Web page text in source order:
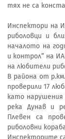
тях не са
Инспектори на
риболовци и
началото на
и контрол” на
на любители
В района от
проверили 17
като нарушения
река Дунав и
Плевен са
риболовни
Инспекторите